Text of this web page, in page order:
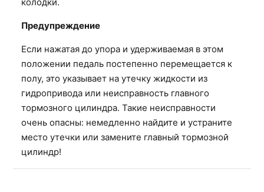
Предупреждение
Если нажатая до упора и удерживаемая в этом
положении педаль постепенно перемещается к
полу, это указывает на утечку жидкости из
гидропривода или неисправность главного
тормозного цилиндра. Такие неисправности
очень опасны: немедленно найдите и устраните
место утечки или замените главный тормозной
цилиндр!